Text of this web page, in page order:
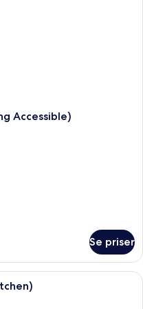
Accessible)
Se priser
2 soverom, balkong (Full